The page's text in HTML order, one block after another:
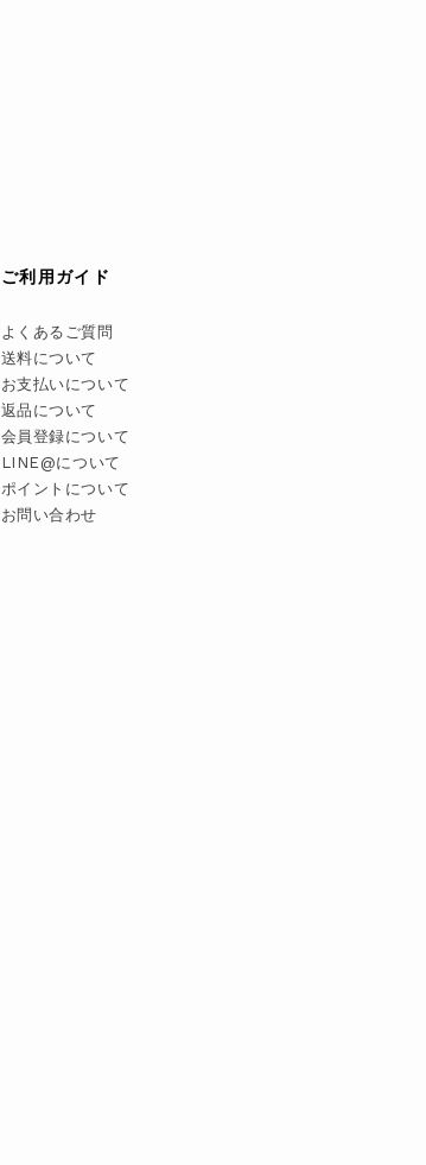
ご利用ガイド
よくあるご質問
送料について
お支払いについて
返品について
会員登録について
LINE@について
ポイントについて
お問い合わせ